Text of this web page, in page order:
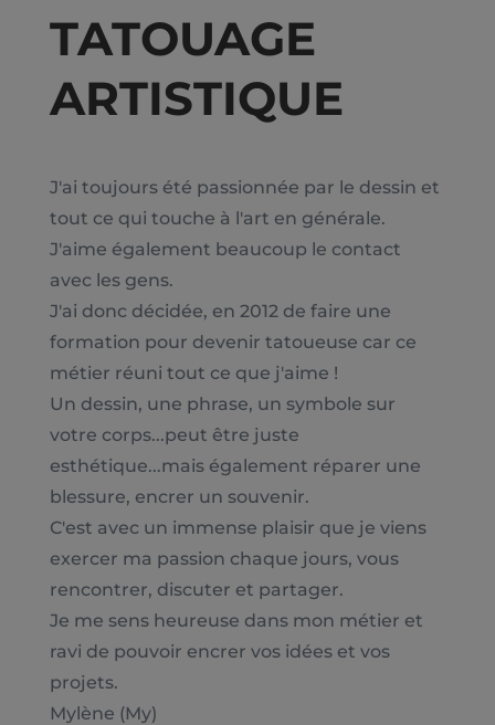
TATOUAGE
ARTISTIQUE
J'ai toujours été passionnée par le dessin et
tout ce qui touche à l'art en générale.
J'aime également beaucoup le contact
avec les gens.
J'ai donc décidée, en 2012 de faire une
formation pour devenir tatoueuse car ce
métier réuni tout ce que j'aime !
Un dessin, une phrase, un symbole sur
votre corps...peut être juste
esthétique...mais également réparer une
blessure, encrer un souvenir.
C'est avec un immense plaisir que je viens
exercer ma passion chaque jours, vous
rencontrer, discuter et partager.
Je me sens heureuse dans mon métier et
ravi de pouvoir encrer vos idées et vos
projets.
Mylène (My)